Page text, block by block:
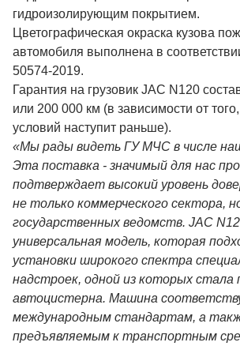
гидроизолирующим покрытием.
Цветографическая окраска кузова
автомобиля выполнена в
50574-2019.
Гарантия на грузовик JAC N120
или 200 000 км (в зависимости от
условий наступит раньше).
«Мы рады видеть ГУ МЧС в числе
Эта поставка - значимый для нас
подтверждает высокий уровень
не только коммерческого сектора,
государственных ведомств. JAC
универсальная модель, которая
установки широкого спектра
надстроек, одной из которых стала
автоцистерна. Машина
международным стандартам, а
предъявляемым к транспортным